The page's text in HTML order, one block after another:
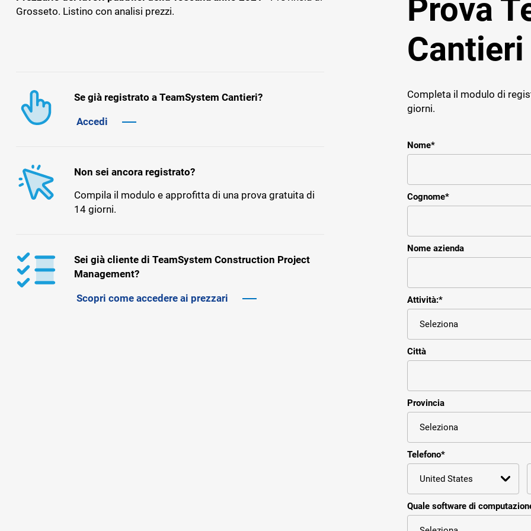
dipendenti
Sicurezza, compliance e badge digitale
di cantiere
BPM Service
Grosseto. Listino con analisi prezzi.
Se già registrato a TeamSystem Cantieri?
Accedi
Non sei ancora registrato?
Compila il modulo e approfitta di una prova gratuita di
14 giorni.
Sei già cliente di TeamSystem Construction Project
Management?
Scopri come accedere ai prezzari
Prova
Cantieri
Completa il modulo di
giorni.
Nome*
Cognome*
Nome azienda
Attività:*
Città
Provincia
Telefono*
Quale software di